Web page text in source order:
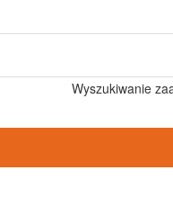
Wyszukiwanie